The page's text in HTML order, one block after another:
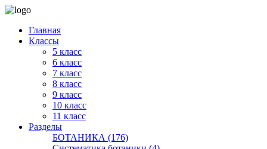
Главная
Классы
5 класс
6 класс
7 класс
8 класс
9 класс
10 класс
11 класс
Разделы
БОТАНИКА (176)